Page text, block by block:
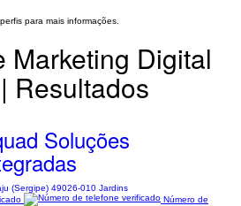
para mais informações.
Marketing Digital
Resultados
Soluções
(Sergipe) 49026-010 Jardins
Número de